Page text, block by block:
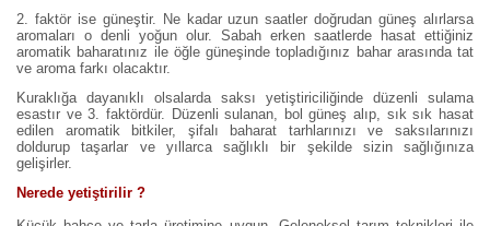
2. faktör ise güneştir. Ne kadar uzun saatler doğrudan güneş alırlarsa
aromaları o denli yoğun olur. Sabah erken saatlerde hasat ettiğiniz
aromatik baharatınız ile öğle güneşinde topladığınız bahar arasında tat
ve aroma farkı olacaktır.
Kuraklığa dayanıklı olsalarda saksı yetiştiriciliğinde düzenli sulama
esastır ve 3. faktördür. Düzenli sulanan, bol güneş alıp, sık sık hasat
edilen aromatik bitkiler, şifalı baharat tarhlarınızı ve saksılarınızı
doldurup taşarlar ve yıllarca sağlıklı bir şekilde sizin sağlığınıza
gelişirler.
Nerede yetiştirilir ?